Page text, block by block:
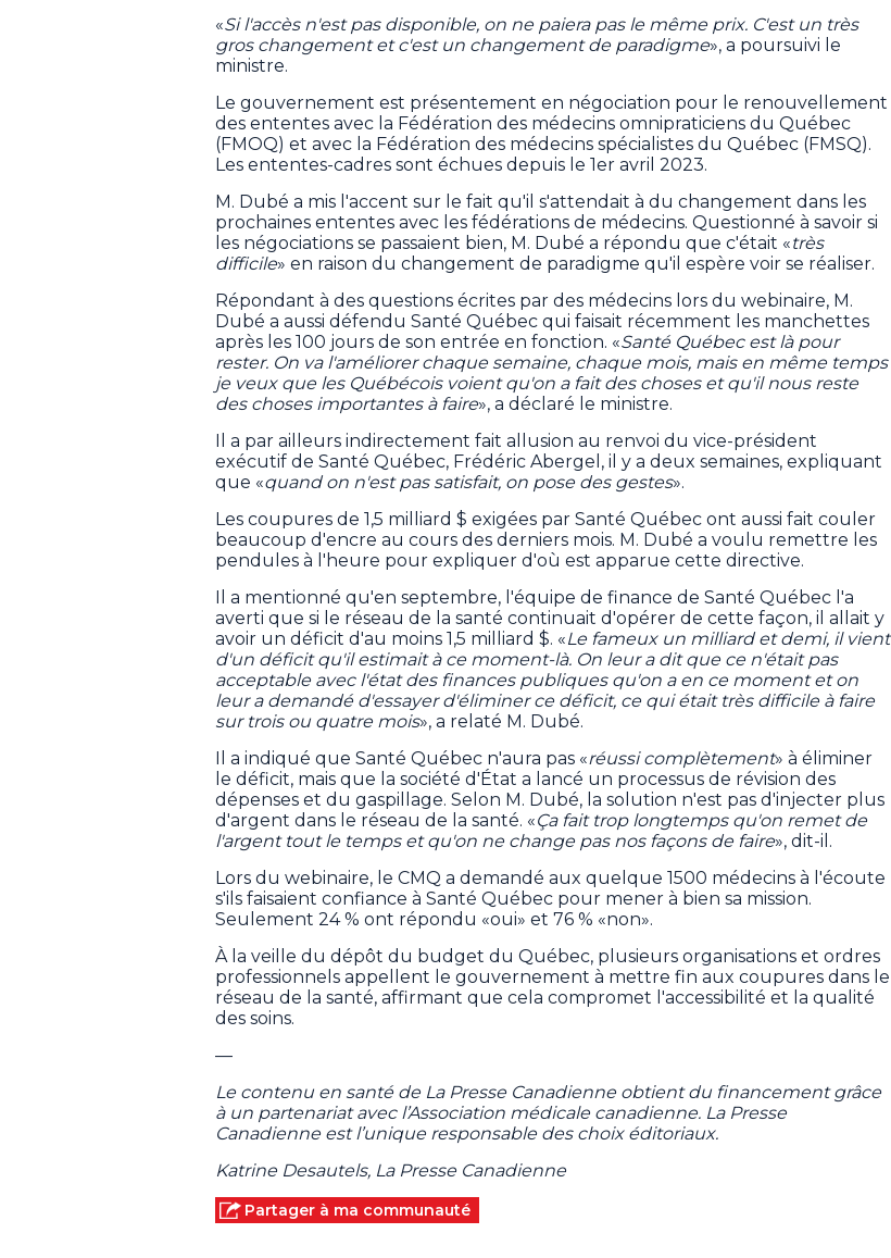
«Si l'accès n'est pas disponible, on ne paiera pas le même prix. C'est un très
gros changement et c'est un changement de paradigme», a poursuivi le
ministre.
Le gouvernement est présentement en négociation pour le renouvellement
des ententes avec la Fédération des médecins omnipraticiens du Québec
(FMOQ) et avec la Fédération des médecins spécialistes du Québec (FMSQ).
Les ententes-cadres sont échues depuis le 1er avril 2023.
M. Dubé a mis l'accent sur le fait qu'il s'attendait à du changement dans les
prochaines ententes avec les fédérations de médecins. Questionné à savoir si
les négociations se passaient bien, M. Dubé a répondu que c'était «très
difficile» en raison du changement de paradigme qu'il espère voir se réaliser.
Répondant à des questions écrites par des médecins lors du webinaire, M.
Dubé a aussi défendu Santé Québec qui faisait récemment les manchettes
après les 100 jours de son entrée en fonction. «Santé Québec est là pour
rester. On va l'améliorer chaque semaine, chaque mois, mais en même temps
je veux que les Québécois voient qu'on a fait des choses et qu'il nous reste
des choses importantes à faire», a déclaré le ministre.
Il a par ailleurs indirectement fait allusion au renvoi du vice-président
exécutif de Santé Québec, Frédéric Abergel, il y a deux semaines, expliquant
que «quand on n'est pas satisfait, on pose des gestes».
Les coupures de 1,5 milliard $ exigées par Santé Québec ont aussi fait couler
beaucoup d'encre au cours des derniers mois. M. Dubé a voulu remettre les
pendules à l'heure pour expliquer d'où est apparue cette directive.
Il a mentionné qu'en septembre, l'équipe de finance de Santé Québec l'a
averti que si le réseau de la santé continuait d'opérer de cette façon, il allait y
avoir un déficit d'au moins 1,5 milliard $. «Le fameux un milliard et demi, il vient
d'un déficit qu'il estimait à ce moment-là. On leur a dit que ce n'était pas
acceptable avec l'état des finances publiques qu'on a en ce moment et on
leur a demandé d'essayer d'éliminer ce déficit, ce qui était très difficile à faire
sur trois ou quatre mois», a relaté M. Dubé.
Il a indiqué que Santé Québec n'aura pas «réussi complètement» à éliminer
le déficit, mais que la société d'État a lancé un processus de révision des
dépenses et du gaspillage. Selon M. Dubé, la solution n'est pas d'injecter plus
d'argent dans le réseau de la santé. «Ça fait trop longtemps qu'on remet de
l'argent tout le temps et qu'on ne change pas nos façons de faire», dit-il.
Lors du webinaire, le CMQ a demandé aux quelque 1500 médecins à l'écoute
s'ils faisaient confiance à Santé Québec pour mener à bien sa mission.
Seulement 24 % ont répondu «oui» et 76 % «non».
À la veille du dépôt du budget du Québec, plusieurs organisations et ordres
professionnels appellent le gouvernement à mettre fin aux coupures dans le
réseau de la santé, affirmant que cela compromet l'accessibilité et la qualité
des soins.
—
Le contenu en santé de La Presse Canadienne obtient du financement grâce
à un partenariat avec l’Association médicale canadienne. La Presse
Canadienne est l’unique responsable des choix éditoriaux.
Katrine Desautels, La Presse Canadienne
Partager à ma communauté